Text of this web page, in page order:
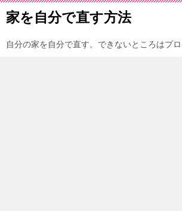
家を自分で直す方法
自分の家を自分で直す。できないところはプロ